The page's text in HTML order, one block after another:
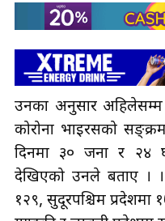
उनका अनुसार
कोरोना भाइरसको
दिनमा ३० जना र २४
देखिएको उनले बताए । ।
१२९, सुदूरपश्चिम प्रदेशमा